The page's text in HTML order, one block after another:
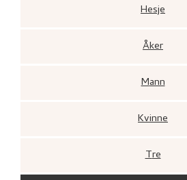
Hesje
Åker
Mann
Kvinne
Tre